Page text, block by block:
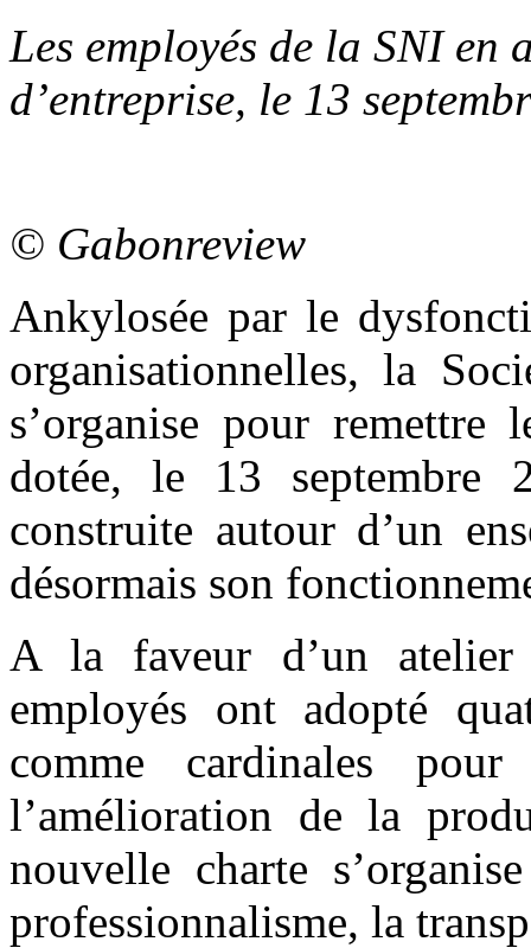
Les employés de la SNI en
d’entreprise, le 13
© Gabonreview
Ankylosée par le
organisationnelles, la
s’organise pour remettre
dotée, le 13 septembre
construite autour d’un
désormais son
A la faveur d’un atelier
employés ont adopté
comme cardinales
l’amélioration de la
nouvelle charte
professionnalisme, la